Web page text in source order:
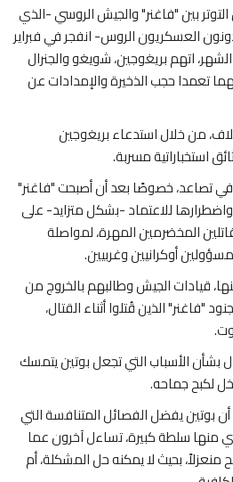
بين "فاغنر" والجيش الروسي -الذي
العسكريون الروس- انفجر في فبراير
اتهم بريغوجين، شويغو والجنرال
تعمدا حجب الذخيرة والإمدادات عن
من خلال استدعاء بريغوجين
استخباراتية مسربة.
تصاعد، خصوصًا بعد أن أصبحت "فاغنر"
واضطرارها للاعتماد -بشكل متزايد- على
المخضرمين المهرة، لمواصلة
أوكرانيين وغربيين.
قيادات الجيش وطالبهم بالخروج من
"فاغنر" الذين قُتلوا أثناء القتال،
بشأن الأسباب التي تجعل بوتين يتمسك
لكبح جماحه.
أن بوتين يفضل الفصائل المتنافسة التي
منها سلطة كبيرة، تساءل آخرون عما
منعزلاً، بحيث لا يمكنه حل المشكلة، أم